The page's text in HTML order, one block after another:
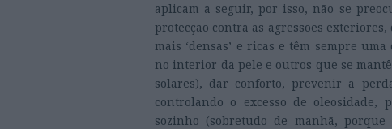
aplicam a seguir, por isso, não se
protecção contra as agressões
mais ‘densas’ e ricas e têm sempre
no interior da pele e outros que se
solares), dar conforto, prevenir a
controlando o excesso de
sozinho (sobretudo de manhã,